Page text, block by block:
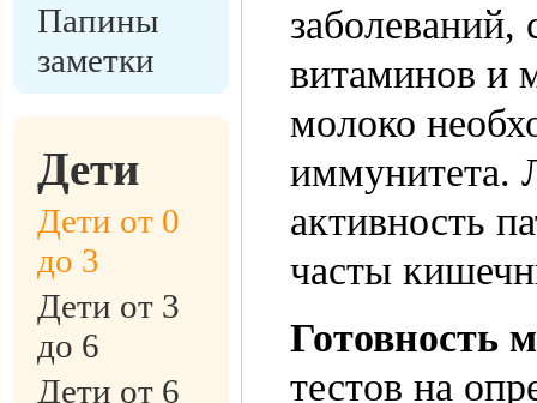
Папины
заметки
Дети
Дети от 0
до 3
Дети от 3
до 6
Дети от 6
заболеваний,
витаминов и
молоко
иммунитета.
активность
часты
Готовность
тестов на